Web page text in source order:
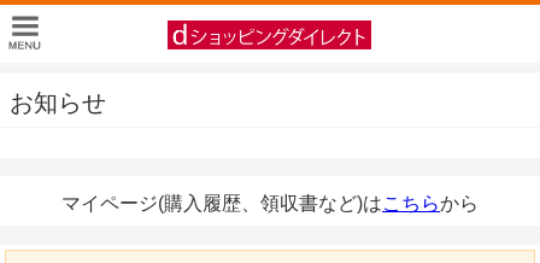
お知らせ
マイページ(購入履歴、領収書など)はこちらから